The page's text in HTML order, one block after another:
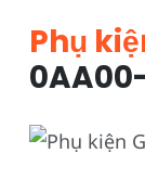
Phụ